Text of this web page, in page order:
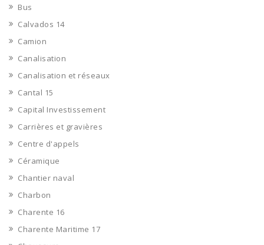
Bus
Calvados 14
Camion
Canalisation
Canalisation et réseaux
Cantal 15
Capital Investissement
Carrières et gravières
Centre d'appels
Céramique
Chantier naval
Charbon
Charente 16
Charente Maritime 17